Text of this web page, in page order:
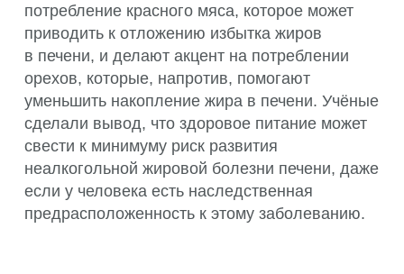
потребление красного мяса, которое может
приводить к отложению избытка жиров
в печени, и делают акцент на потреблении
орехов, которые, напротив, помогают
уменьшить накопление жира в печени. Учёные
сделали вывод, что здоровое питание может
свести к минимуму риск развития
неалкогольной жировой болезни печени, даже
если у человека есть наследственная
предрасположенность к этому заболеванию.